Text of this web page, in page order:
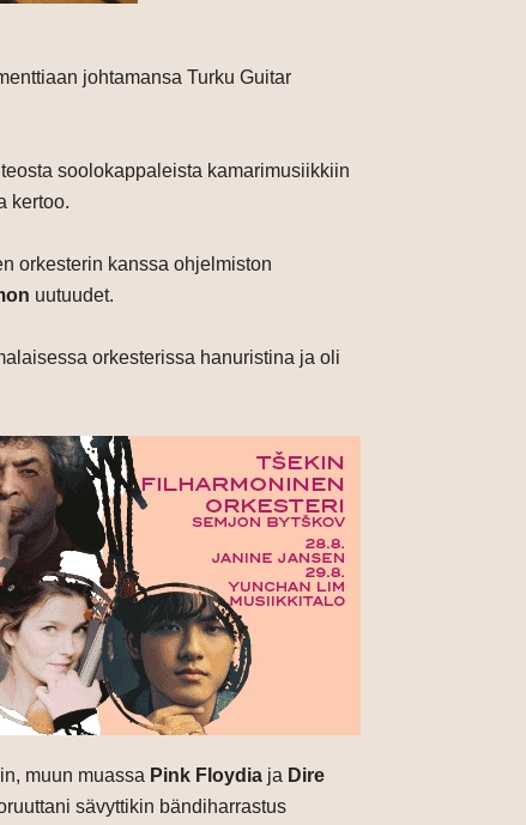
johtamansa Turku Guitar
soolokappaleista kamarimusiikkiin
kertoo.
orkesterin kanssa ohjelmiston
uutuudet.
orkesterissa hanuristina ja oli
muun muassa Pink Floydia ja Dire
sävyttikin bändiharrastus